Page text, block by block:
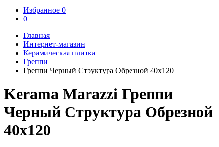
Избранное 0
0
Главная
Интернет-магазин
Керамическая плитка
Греппи
Греппи Черный Структура Обрезной 40х120
Kerama Marazzi Греппи
Черный Структура Обрезной
40х120